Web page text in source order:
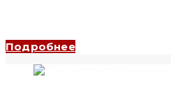
Подробнее